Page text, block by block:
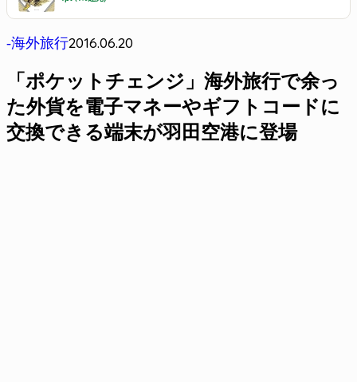
-海外旅行2016.06.20
「ポケットチェンジ」海外旅行で余っ
た外貨を電子マネーやギフトコードに
交換できる端末が羽田空港に登場